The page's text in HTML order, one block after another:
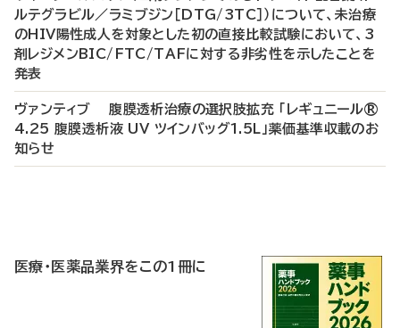
ルテグラビル／ラミブジン［DTG/3TC］）について、未治療
のHIV陽性成人を対象とした初の直接比較試験において、3
剤レジメンBIC/FTC/TAFに対する非劣性を示したことを
発表
ヴァンティブ 腹膜透析治療の選択肢拡充 「レギュニール®
4.25 腹膜透析液 UV ツインバッグ1.5L」薬価基準収載のお
知らせ
医療・医薬品業界をこの1冊に